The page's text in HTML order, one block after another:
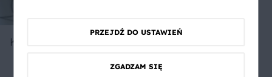
Krewetki z jarmużem na żytnich gofrach
PRZEJDŹ DO USTAWIEŃ
ZGADZAM SIĘ